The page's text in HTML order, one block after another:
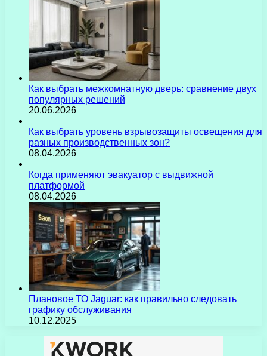
Как выбрать межкомнатную дверь: сравнение двух
популярных решений
20.06.2026
Как выбрать уровень взрывозащиты освещения для
разных производственных зон?
08.04.2026
Когда применяют эвакуатор с выдвижной
платформой
08.04.2026
Плановое ТО Jaguar: как правильно следовать
графику обслуживания
10.12.2025